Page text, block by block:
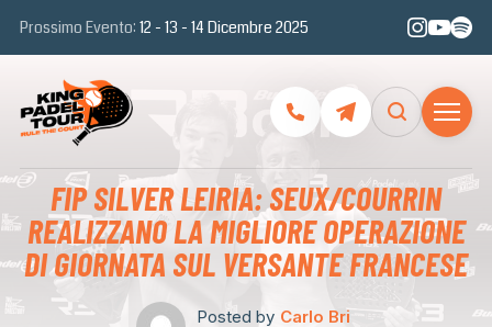
Prossimo Evento: 12 - 13 - 14 Dicembre 2025
FIP SILVER LEIRIA: SEUX/COURRIN
REALIZZANO LA MIGLIORE OPERAZIONE
DI GIORNATA SUL VERSANTE FRANCESE
Posted by Carlo Bri